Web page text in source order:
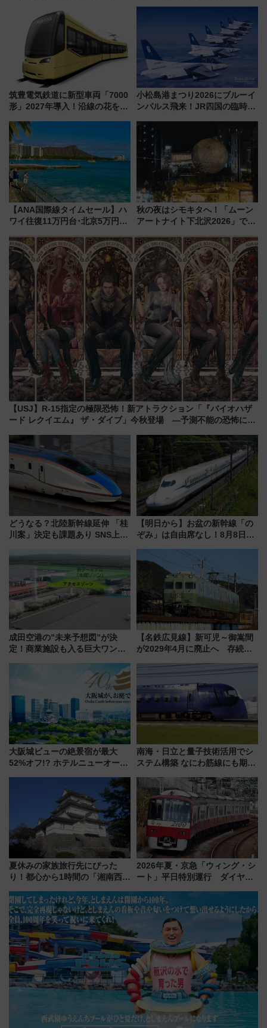
定グルメ＆グッズ徹底ガイド
筑豊電気鉄道に新型車両「7000
形」2027年導入！沿線の花をイ
内は落ち着いたゆとりある空間
に
小松島港まつり2026にブルーイ
ンパルス飛来！JR四国の臨時ダ
【ANA国際線タイムセール】ハ
ワイ往復11万円台･北京5万円台
来春のGW旅行まで狙える激ア
ツ路線まとめ（8/10まで）
秋の夜はシモキタへ！「ムーン
アートナイト下北沢2026」でイ
を満喫しよう
【USJ】R-15指定の極限恐怖！新アトラクション「『バイオハザ
ード レクイエム』 ザ・ダイブ」今秋登場 ―予測不能の恐怖に泣
どうなる？北陸新幹線延伸 「桂
川案」決定も課題あり SNS上の
【明日から】お盆の新幹線「の
ぞみ」は自由席なし！8月8日午
せば空きが見つかることも 混
雑避ける「空席」探しのコツ
成田空港の”未来予想図”が決
定！商業施設も入る巨大ワンタ
で新型特急が品川･羽田とを結
ぶ！ JR空港駅は2面3線化！
【名鉄広見線】新可児～御嵩間
が2029年4月に廃止へ 存続協
大阪城ビューの絶景宿が最大
52%オフ!? ホテルニューオータ
ール」で秋の関西旅を豪華にす
る方法（8月20日まで！）
南海・日立と量子技術活用でシ
ステム構築 なにわ筋線にも期待
夏休みの家族旅行先にぴった
り！都心から1時間の「湘南西エ
島とは異なる魅力を持つ今夏の
注目スポット
2026年夏・京急「ウィング・シ
ート」平日特別運行 ダイヤ・
三浦海岸を堪能できるお出かけ
プランもご紹介